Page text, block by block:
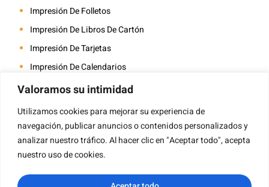
Valoramos su intimidad
Utilizamos cookies para mejorar su experiencia de
navegación, publicar anuncios o contenidos personalizados y
analizar nuestro tráfico. Al hacer clic en "Aceptar todo", acepta
nuestro uso de cookies.
Impresión De Folletos
Impresión De Libros De Cartón
Impresión De Tarjetas
Impresión De Calendarios
Impresión De Libros Para Colorear
Impresión De Álbumes De Fotos
Impresión De Libros A Caballete
Impresión De Libros De Arte